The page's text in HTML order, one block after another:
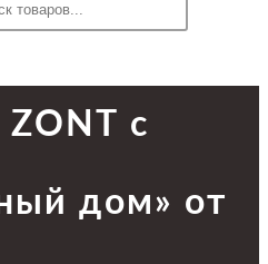
ZONT с
дом» от